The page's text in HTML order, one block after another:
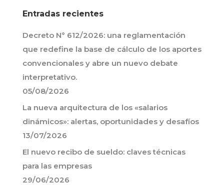
Entradas recientes
Decreto N° 612/2026: una reglamentación
que redefine la base de cálculo de los aportes
convencionales y abre un nuevo debate
interpretativo.
05/08/2026
La nueva arquitectura de los «salarios
dinámicos»: alertas, oportunidades y desafíos
13/07/2026
El nuevo recibo de sueldo: claves técnicas
para las empresas
29/06/2026